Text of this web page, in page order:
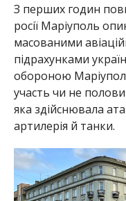
З перших годин
росії Маріуполь
масованими
підрахунками
обороною
участь чи не
яка здійснювала
артилерія й танки.